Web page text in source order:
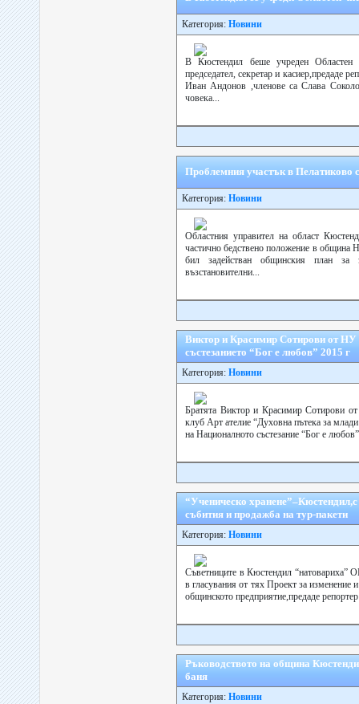
Категория: Новини
В Кюстендил беше учреден Областен
председател, секретар и касиер,предаде
Иван Андонов ,членове са Слава
човека...
Проблемния участък в Пелатиково
Категория: Новини
Областния управител на област
частично бедствено положение в община
бил задействан общинския план за
възстановителни...
Виктор и Красимир Сотирови от НУ
състезанието “Бог е любов” 2015 г
Категория: Новини
Братята Виктор и Красимир Сотирови
клуб Арт ателие “Духовна пътека за
на Националното състезание “Бог е
“Ученическо
събития и продажба на тур-пакети
Категория: Новини
Съветниците в Кюстендил “натовариха”
в гласувания от тях Проект за изменение
общинското предприятие,предаде
Ръководството на община
баня
Категория: Новини